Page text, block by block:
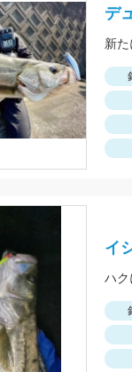
デ
新
イ
ハク